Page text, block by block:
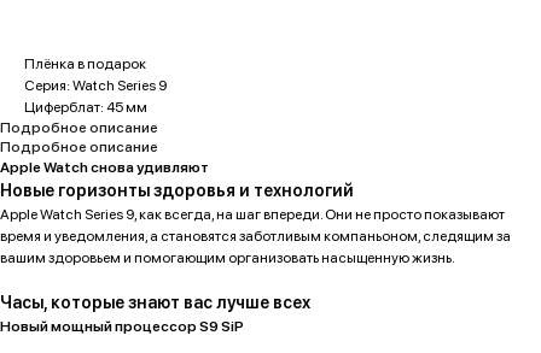
Плёнка в подарок
Серия: Watch Series 9
Циферблат: 45 мм
Подробное описание
Подробное описание
Apple Watch снова удивляют
Новые горизонты здоровья и технологий
Apple Watch Series 9, как всегда, на шаг впереди. Они не просто показывают
время и уведомления, а становятся заботливым компаньоном, следящим за
вашим здоровьем и помогающим организовать насыщенную жизнь.
Часы, которые знают вас лучше всех
Новый мощный процессор S9 SiP